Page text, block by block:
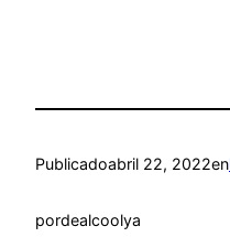
Publicadoabril 22, 2022en
pordealcoolya